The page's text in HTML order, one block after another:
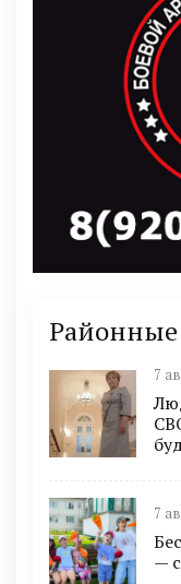
Районные
7
7
—